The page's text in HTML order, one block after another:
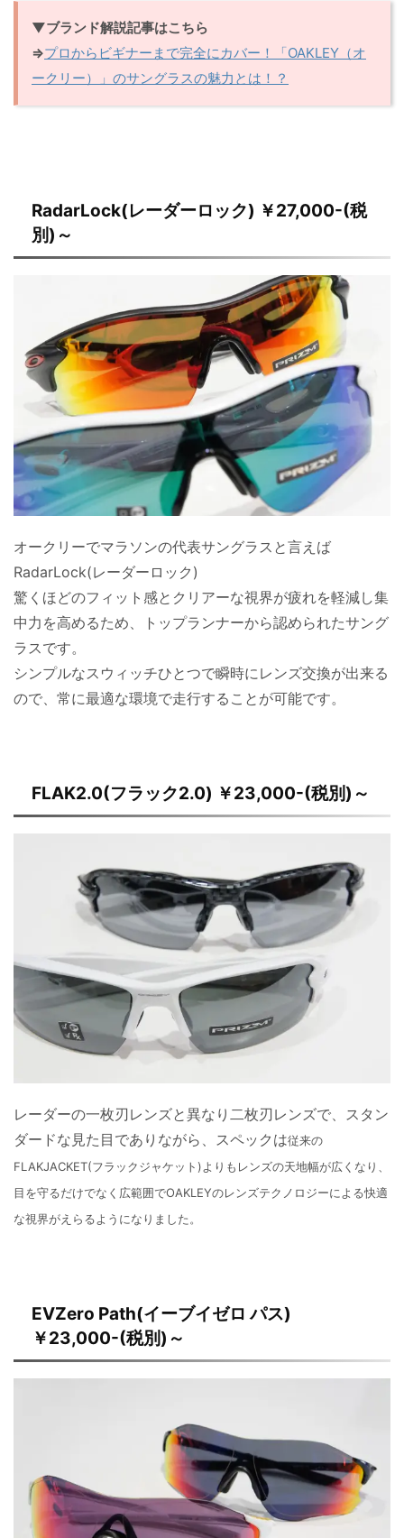
▼ブランド解説記事はこちら
⇒プロからビギナーまで完全にカバー！「OAKLEY（オ
ークリー）」のサングラスの魅力とは！？
RadarLock(レーダーロック) ￥27,000-(税
別)～
オークリーでマラソンの代表サングラスと言えば
RadarLock(レーダーロック)
驚くほどのフィット感とクリアーな視界が疲れを軽減し集
中力を高めるため、トップランナーから認められたサング
ラスです。
シンプルなスウィッチひとつで瞬時にレンズ交換が出来る
ので、常に最適な環境で走行することが可能です。
FLAK2.0(フラック2.0) ￥23,000-(税別)～
レーダーの一枚刃レンズと異なり二枚刃レンズで、スタン
ダードな見た目でありながら、スペックは従来の
FLAKJACKET(フラックジャケット)よりもレンズの天地幅が広くなり、
目を守るだけでなく広範囲でOAKLEYのレンズテクノロジーによる快適
な視界がえらるようになりました。
EVZero Path(イーブイゼロ パス)
￥23,000-(税別)～